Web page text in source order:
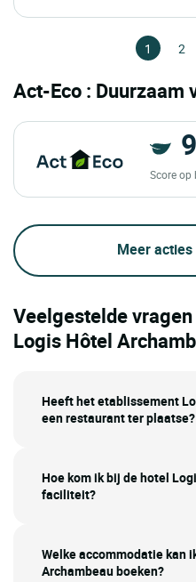
1 2
Act-Eco : Duurzaam
Score op
Meer
Veelgestelde
Logis Hôtel
Heeft het etablissement
een restaurant ter plaatse?
Hoe kom ik bij de hotel
faciliteit?
Welke accommodatie kan
Archambeau boeken?